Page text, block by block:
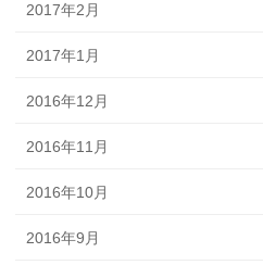
2017年2月
2017年1月
2016年12月
2016年11月
2016年10月
2016年9月